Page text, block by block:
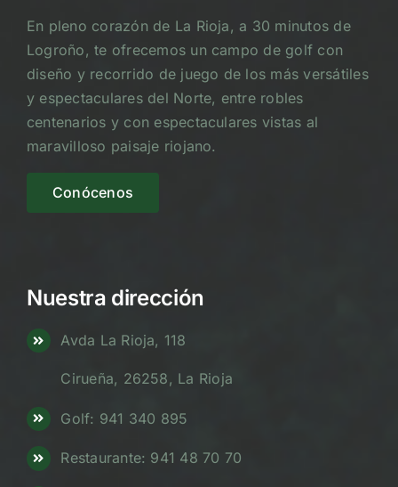
En pleno corazón de La Rioja, a 30 minutos de
Logroño, te ofrecemos un campo de golf con
diseño y recorrido de juego de los más versátiles
y espectaculares del Norte, entre robles
centenarios y con espectaculares vistas al
maravilloso paisaje riojano.
Conócenos
Nuestra dirección
Avda La Rioja, 118
Cirueña, 26258, La Rioja
Golf: 941 340 895
Restaurante: 941 48 70 70